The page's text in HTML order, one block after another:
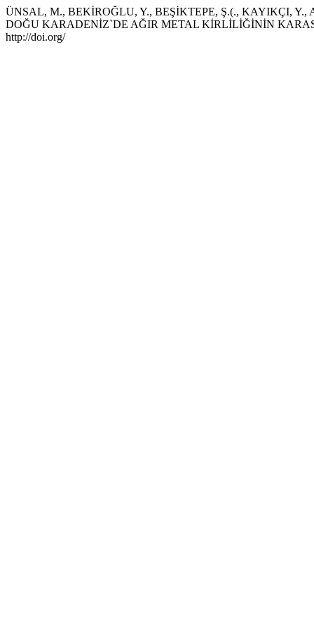
ÜNSAL, M., BEKİROĞLU, Y., BEŞİKTEPE, Ş.(., KAYIKÇI,
DOĞU KARADENİZ`DE AĞIR METAL KİRLİLİĞİNİN
http://doi.org/